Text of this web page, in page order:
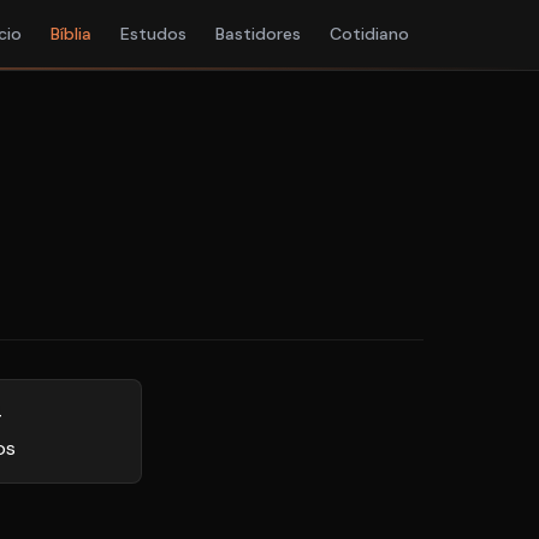
Bíblia Estudos Bastidores Cotidiano